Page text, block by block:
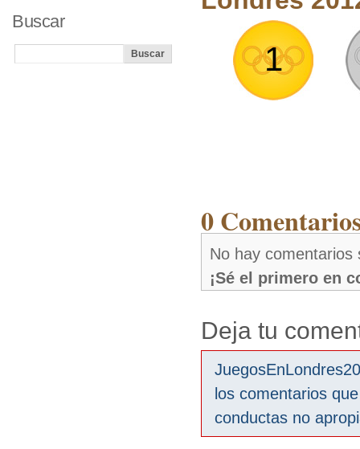
1
0
No hay comentarios
¡Sé el primero en
Deja tu
los comentarios
conductas no
Buscar